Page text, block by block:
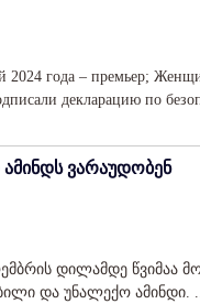
2024 года – премьер;
декларацию по
ვარაუდობენ
დილამდე
და უნალექო ამინდი.